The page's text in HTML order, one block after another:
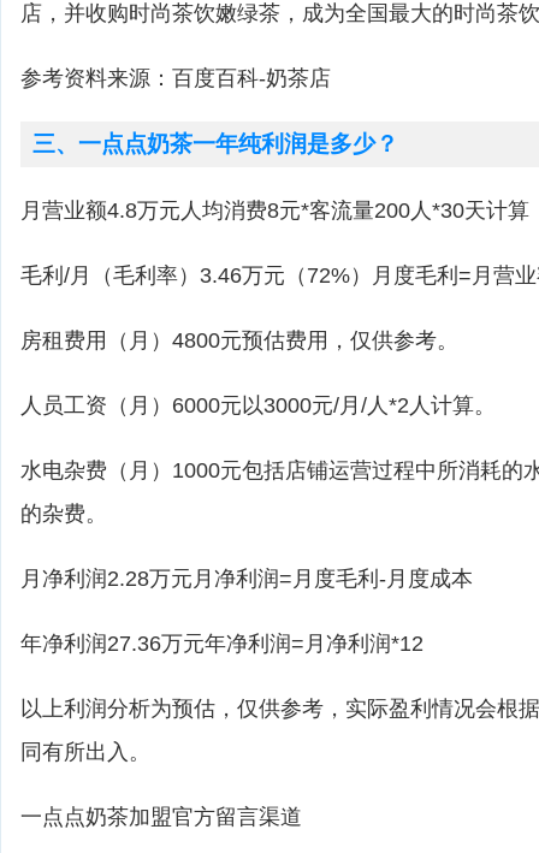
店，并收购时尚茶饮嫩绿茶，成为全国最大的时尚茶
参考资料来源：百度百科-奶茶店
三、一点点奶茶一年纯利润是多少？
月营业额4.8万元人均消费8元*客流量200人*30天计算
毛利/月（毛利率）3.46万元（72%）月度毛利=月营
房租费用（月）4800元预估费用，仅供参考。
人员工资（月）6000元以3000元/月/人*2人计算。
水电杂费（月）1000元包括店铺运营过程中所消耗的
的杂费。
月净利润2.28万元月净利润=月度毛利-月度成本
年净利润27.36万元年净利润=月净利润*12
以上利润分析为预估，仅供参考，实际盈利情况会根
同有所出入。
一点点奶茶加盟官方留言渠道